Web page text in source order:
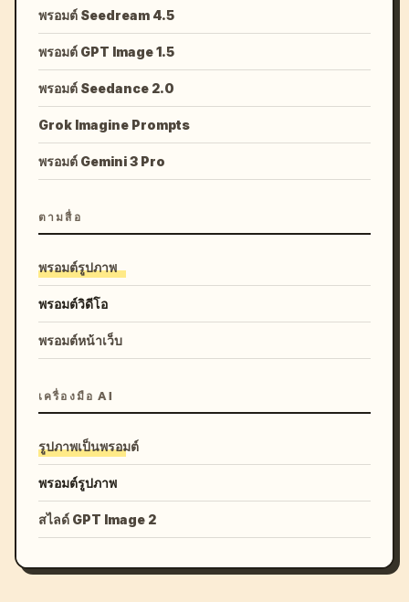
พรอมต์ Seedream 4.5
พรอมต์ GPT Image 1.5
พรอมต์ Seedance 2.0
Grok Imagine Prompts
พรอมต์ Gemini 3 Pro
ตามสื่อ
พรอมต์รูปภาพ
พรอมต์วิดีโอ
พรอมต์หน้าเว็บ
เครื่องมือ AI
รูปภาพเป็นพรอมต์
พรอมต์รูปภาพ
สไลด์ GPT Image 2